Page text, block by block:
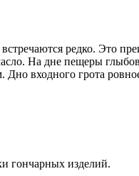
редко. Это
На дне пещеры
входного грота
гончарных изделий.